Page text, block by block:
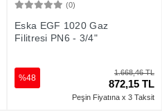
(0)
Eska EGF 1020 Gaz
Filitresi PN6 - 3/4"
1.668,46 TL
872,15 TL
%48
Peşin Fiyatına x 3 Taksit